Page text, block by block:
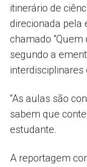
itinerário de
direcionada pela
chamado “Quem
segundo a
“As aulas são
sabem que
estudante.
A reportagem